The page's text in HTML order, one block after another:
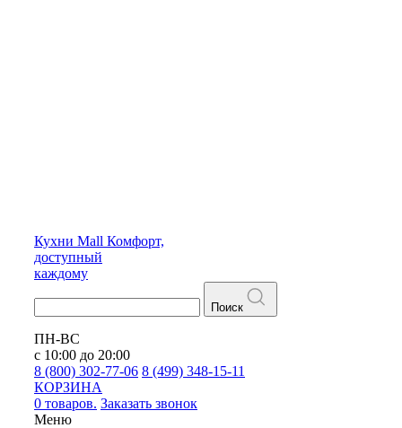
Кухни Mall Комфорт,
доступный
каждому
Поиск
ПН-ВС
с 10:00 до 20:00
8 (800) 302-77-06 8 (499) 348-15-11
КОРЗИНА
0 товаров. Заказать звонок
Меню